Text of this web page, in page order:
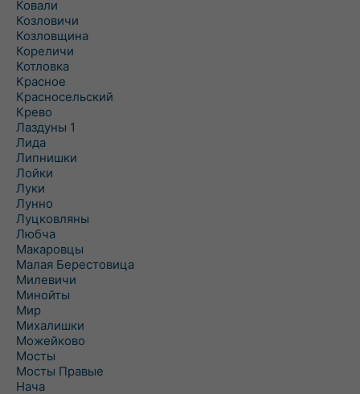
Ковали
Козловичи
Козловщина
Кореличи
Котловка
Красное
Красносельский
Крево
Лаздуны 1
Лида
Липнишки
Лойки
Луки
Лунно
Луцковляны
Любча
Макаровцы
Малая Берестовица
Милевичи
Минойты
Мир
Михалишки
Можейково
Мосты
Мосты Правые
Нача